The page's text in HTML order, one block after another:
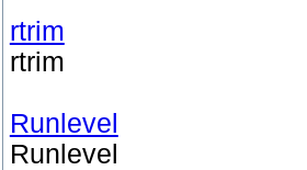
rtrim
rtrim
Runlevel
Runlevel